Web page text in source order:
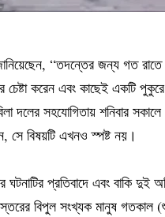
“তদন্তের জন্য গত
চেষ্টা করেন এবং কাছেই একটি
দলের সহযোগিতায় শনিবার
সে বিষয়টি এখনও স্পষ্ট নয়।
ঘটনাটির প্রতিবাদে এবং বাকি দুই
বিপুল সংখ্যক মানুষ গতকাল